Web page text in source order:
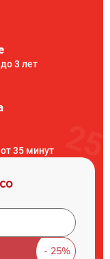
3 лет
35 минут